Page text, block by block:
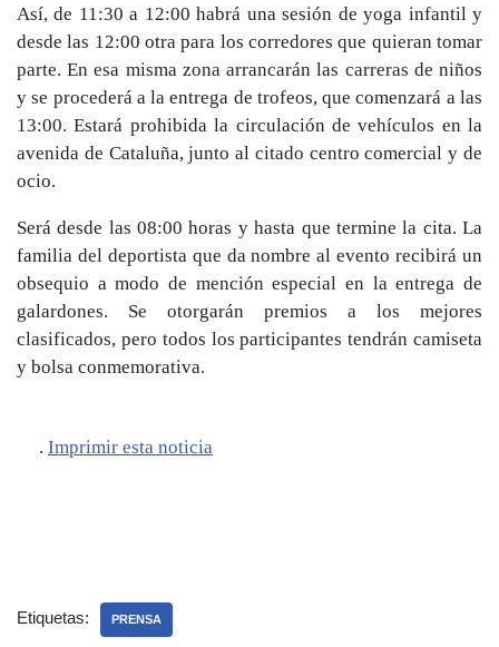
Así, de 11:30 a 12:00 habrá una sesión de yoga infantil y
desde las 12:00 otra para los corredores que quieran tomar
parte. En esa misma zona arrancarán las carreras de niños
y se procederá a la entrega de trofeos, que comenzará a las
13:00. Estará prohibida la circulación de vehículos en la
avenida de Cataluña, junto al citado centro comercial y de
ocio.
Será desde las 08:00 horas y hasta que termine la cita. La
familia del deportista que da nombre al evento recibirá un
obsequio a modo de mención especial en la entrega de
galardones. Se otorgarán premios a los mejores
clasificados, pero todos los participantes tendrán camiseta
y bolsa conmemorativa.
. Imprimir esta noticia
Etiquetas: PRENSA